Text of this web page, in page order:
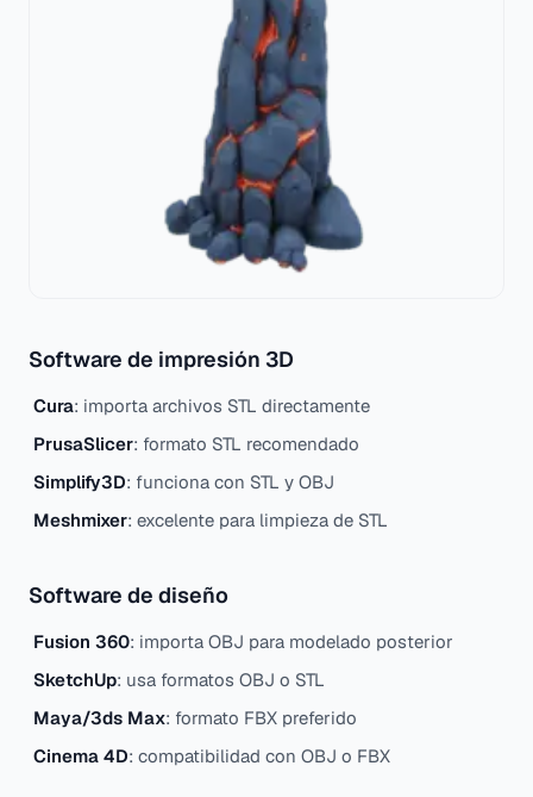
Software de impresión 3D
Cura: importa archivos STL directamente
PrusaSlicer: formato STL recomendado
Simplify3D: funciona con STL y OBJ
Meshmixer: excelente para limpieza de STL
Software de diseño
Fusion 360: importa OBJ para modelado posterior
SketchUp: usa formatos OBJ o STL
Maya/3ds Max: formato FBX preferido
Cinema 4D: compatibilidad con OBJ o FBX